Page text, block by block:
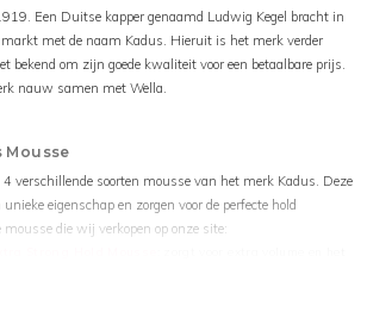
Een Duitse kapper genaamd Ludwig Kegel bracht in
markt met de naam Kadus. Hieruit is het merk verder
bekend om zijn goede kwaliteit voor een betaalbare prijs.
nauw samen met Wella.
Mousse
verschillende soorten mousse van het merk Kadus. Deze
eigenschap en zorgen voor de perfecte hold
mousse die wij verkopen op onze site:
achter. De mousse houdt het haar tot wel 24 uur lang